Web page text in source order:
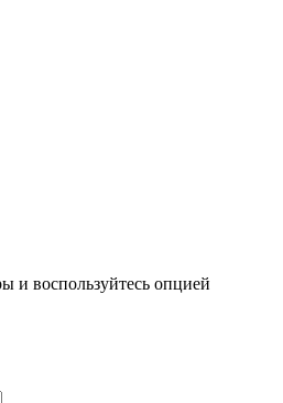
и воспользуйтесь опцией